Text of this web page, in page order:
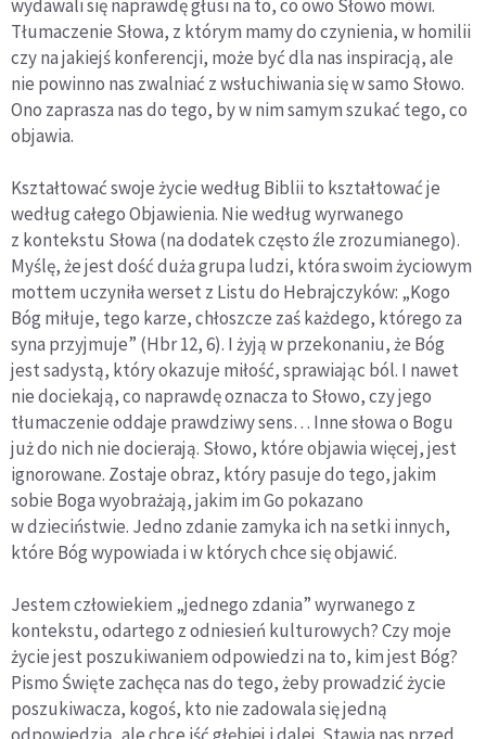
wydawali się naprawdę głusi na to, co owo Słowo mówi.
Tłumaczenie Słowa, z którym mamy do czynienia, w homilii
czy na jakiejś konferencji, może być dla nas inspiracją, ale
nie powinno nas zwalniać z wsłuchiwania się w samo Słowo.
Ono zaprasza nas do tego, by w nim samym szukać tego, co
objawia.
Kształtować swoje życie według Biblii to kształtować je
według całego Objawienia. Nie według wyrwanego
z kontekstu Słowa (na dodatek często źle zrozumianego).
Myślę, że jest dość duża grupa ludzi, która swoim życiowym
mottem uczyniła werset z Listu do Hebrajczyków: „Kogo
Bóg miłuje, tego karze, chłoszcze zaś każdego, którego za
syna przyjmuje” (Hbr 12, 6). I żyją w przekonaniu, że Bóg
jest sadystą, który okazuje miłość, sprawiając ból. I nawet
nie dociekają, co naprawdę oznacza to Słowo, czy jego
tłumaczenie oddaje prawdziwy sens… Inne słowa o Bogu
już do nich nie docierają. Słowo, które objawia więcej, jest
ignorowane. Zostaje obraz, który pasuje do tego, jakim
sobie Boga wyobrażają, jakim im Go pokazano
w dzieciństwie. Jedno zdanie zamyka ich na setki innych,
które Bóg wypowiada i w których chce się objawić.
Jestem człowiekiem „jednego zdania” wyrwanego z
kontekstu, odartego z odniesień kulturowych? Czy moje
życie jest poszukiwaniem odpowiedzi na to, kim jest Bóg?
Pismo Święte zachęca nas do tego, żeby prowadzić życie
poszukiwacza, kogoś, kto nie zadowala się jedną